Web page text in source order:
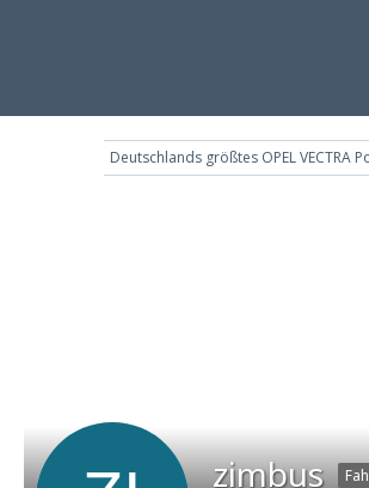
Deutschlands größtes OPEL VECTRA
zimbus